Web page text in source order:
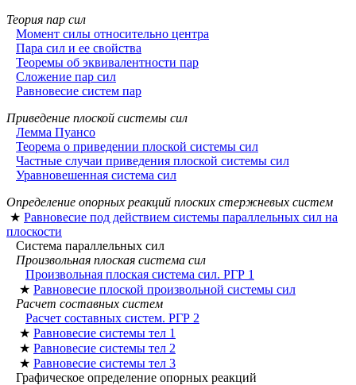
Теория пар сил
Момент силы относительно центра
Пара сил и ее свойства
Теоремы об эквивалентности пар
Сложение пар сил
Равновесие систем пар
Приведение плоской системы сил
Лемма Пуансо
Теорема о приведении плоской системы сил
Частные случаи приведения плоской системы сил
Уравновешенная система сил
Определение опорных реакций плоских стержневых систем
★ Равновесие под действием системы параллельных сил на
плоскости
Система параллельных сил
Произвольная плоская система сил
Произвольная плоская система сил. РГР 1
★ Равновесие плоской произвольной системы сил
Расчет составных систем
Расчет составных систем. РГР 2
★ Равновесие системы тел 1
★ Равновесие системы тел 2
★ Равновесие системы тел 3
Графическое определение опорных реакций